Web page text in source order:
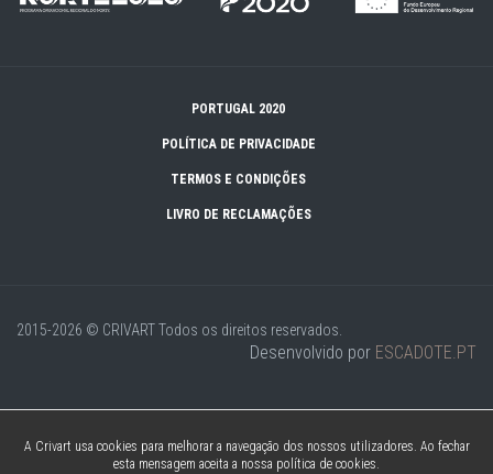
PORTUGAL 2020
POLÍTICA DE PRIVACIDADE
TERMOS E CONDIÇÕES
LIVRO DE RECLAMAÇÕES
2015-2026 © CRIVARTTodos os direitos reservados.
Desenvolvido por ESCADOTE.PT
A Crivart usa cookies para melhorar a navegação dos nossos utilizadores. Ao fechar
esta mensagem aceita a nossa política de cookies.